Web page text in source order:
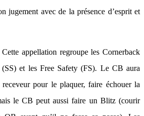
jugement avec de la présence d’esprit et
appellation regroupe les Cornerback
et les Free Safety (FS). Le CB aura
pour le plaquer, faire échouer la
le CB peut aussi faire un Blitz (courir